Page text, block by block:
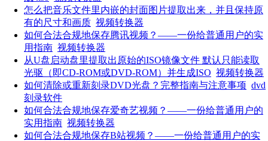
怎么把音乐文件里内嵌的封面图片提取出来，并且保持原
有的尺寸和画质 视频转换器
如何合法合规地保存腾讯视频？——一份给普通用户的实
用指南 视频转换器
从U盘启动盘里提取出原始的ISO镜像文件 默认只能读取
光驱（即CD-ROM或DVD-ROM）并生成ISO 视频转换器
如何清除或重新刻录DVD光盘？完整指南与注意事项 dvd
刻录软件
如何合法合规地保存爱奇艺视频？——一份给普通用户的
实用指南 视频转换器
如何合法合规地保存B站视频？——一份给普通用户的实